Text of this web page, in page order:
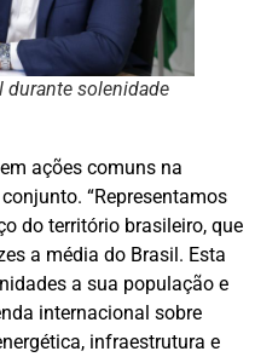
durante solenidade
ações comuns na
“Representamos
do território brasileiro, que
a média do Brasil. Esta
a sua população e
internacional sobre
infraestrutura e